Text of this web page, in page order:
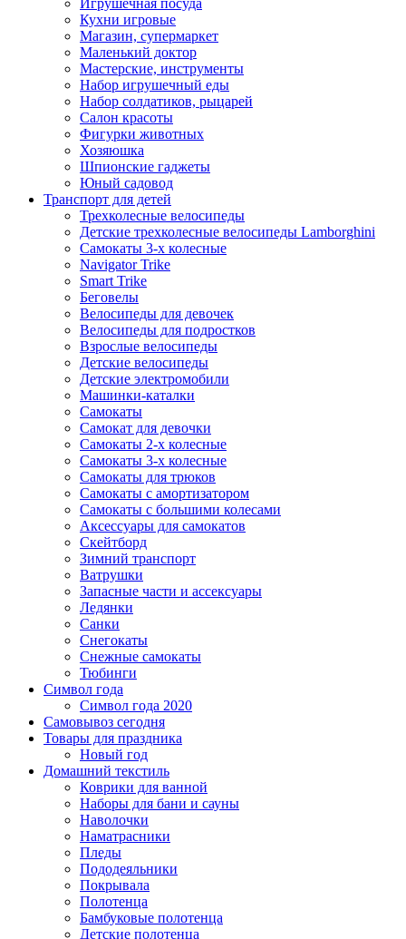
Игрушечная посуда
Кухни игровые
Магазин, супермаркет
Маленький доктор
Мастерские, инструменты
Набор игрушечный еды
Набор солдатиков, рыцарей
Салон красоты
Фигурки животных
Хозяюшка
Шпионские гаджеты
Юный садовод
Транспорт для детей
Трехколесные велосипеды
Детские трехколесные велосипеды Lamborghini
Самокаты 3-х колесные
Navigator Trike
Smart Trike
Беговелы
Велосипеды для девочек
Велосипеды для подростков
Взрослые велосипеды
Детские велосипеды
Детские электромобили
Машинки-каталки
Самокаты
Самокат для девочки
Самокаты 2-х колесные
Самокаты 3-х колесные
Самокаты для трюков
Самокаты с амортизатором
Самокаты с большими колесами
Аксессуары для самокатов
Скейтборд
Зимний транспорт
Ватрушки
Запасные части и ассексуары
Ледянки
Санки
Снегокаты
Снежные самокаты
Тюбинги
Символ года
Символ года 2020
Самовывоз сегодня
Товары для праздника
Новый год
Домашний текстиль
Коврики для ванной
Наборы для бани и сауны
Наволочки
Наматрасники
Пледы
Пододеяльники
Покрывала
Полотенца
Бамбуковые полотенца
Детские полотенца